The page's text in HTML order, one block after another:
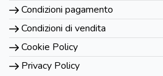
Condizioni pagamento
Condizioni di vendita
Cookie Policy
Privacy Policy